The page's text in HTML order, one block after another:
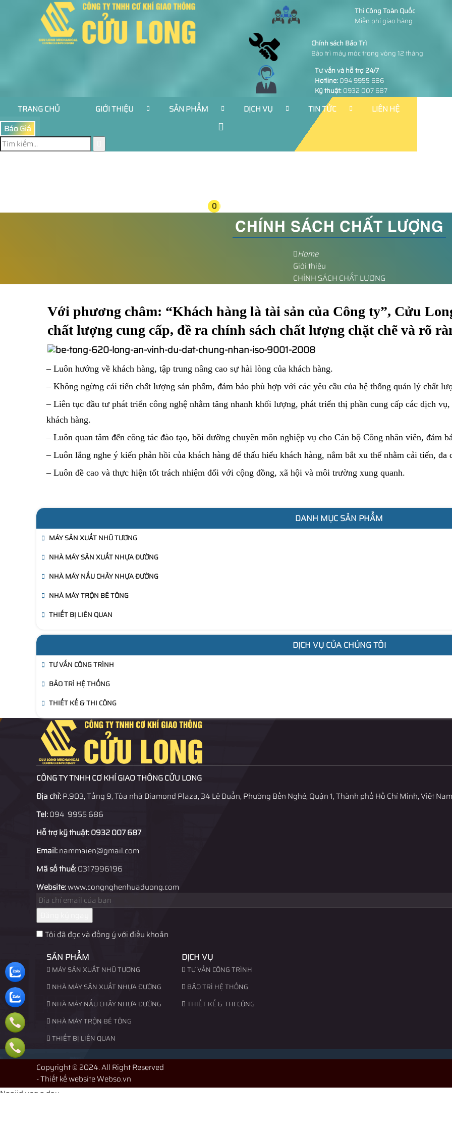
Thi Công Toàn Quốc
Miễn phí giao hàng
Chính sách Bảo Trì
Bào trì máy móc trong vòng 12 tháng
Tư vấn và hỗ trợ 24/7
Hotline:094 9955 686
Kỹ thuật:0932 007 687
TRANG CHỦ GIỚI THIỆU SẢN PHẨM DỊCH VỤ TIN TỨC LIÊN HỆ
0
Báo Giá
CHÍNH SÁCH CHẤT LƯỢNG
Home
Giới thiệu
CHÍNH SÁCH CHẤT LƯỢNG
Với phương châm: “Khách hàng là tài sản của Công ty”, Cửu
chất lượng cung cấp, đề ra chính sách chất lượng chặt chẽ và rõ
– Luôn hướng về khách hàng, tập trung nâng cao sự hài lòng của khách hàng.
– Không ngừng cải tiến chất lượng sản phẩm, đảm bảo phù hợp với các yêu cầu của hệ thống quản lý chất
– Liên tục đầu tư phát triển công nghệ nhằm tăng nhanh khối lượng, phát triển thị phần cung cấp các dịch
khách hàng.
– Luôn quan tâm đến công tác đào tạo, bồi dưỡng chuyên môn nghiệp vụ cho Cán bộ Công nhân viên, đảm
– Luôn lắng nghe ý kiến phản hồi của khách hàng để thấu hiểu khách hàng, nắm bắt xu thế nhằm cải tiến, đa
– Luôn đề cao và thực hiện tốt trách nhiệm đối với cộng đồng, xã hội và môi trường xung quanh.
DANH MỤC SẢN PHẨM
MÁY SẢN XUẤT NHŨ TƯƠNG
NHÀ MÁY SẢN XUẤT NHỰA ĐƯỜNG
NHÀ MÁY NẤU CHẢY NHỰA ĐƯỜNG
NHÀ MÁY TRỘN BÊ TÔNG
THIẾT BỊ LIÊN QUAN
DỊCH VỤ CỦA CHÚNG TÔI
TƯ VẤN CÔNG TRÌNH
BẢO TRÌ HỆ THỐNG
THIẾT KẾ & THI CÔNG
CÔNG TY TNHH CƠ KHÍ GIAO THÔNG CỬU LONG
Địa chỉ:P.903, Tầng 9, Tòa nhà Diamond Plaza, 34 Lê Duẩn, Phường Bến Nghé, Quận 1, Thành phố Hồ Chí Minh, Việt Nam
Tel:094 9955 686
Hỗ trợ kỹ thuật: 0932 007 687
Email:nammaien@gmail.com
Mã số thuế:0317996196
Website:www.congnghenhuaduong.com
Tôi đã đọc và đồng ý với điều khoản
SẢN PHẨM
MÁY SẢN XUẤT NHŨ TƯƠNG
NHÀ MÁY SẢN XUẤT NHỰA ĐƯỜNG
NHÀ MÁY NẤU CHẢY NHỰA ĐƯỜNG
NHÀ MÁY TRỘN BÊ TÔNG
THIẾT BỊ LIÊN QUAN
DỊCH VỤ
TƯ VẤN CÔNG TRÌNH
BẢO TRÌ HỆ THỐNG
THIẾT KẾ & THI CÔNG
Copyright © 2024. All Right Reserved
-Thiết kế website Webso.vn
Nooijd ung o day